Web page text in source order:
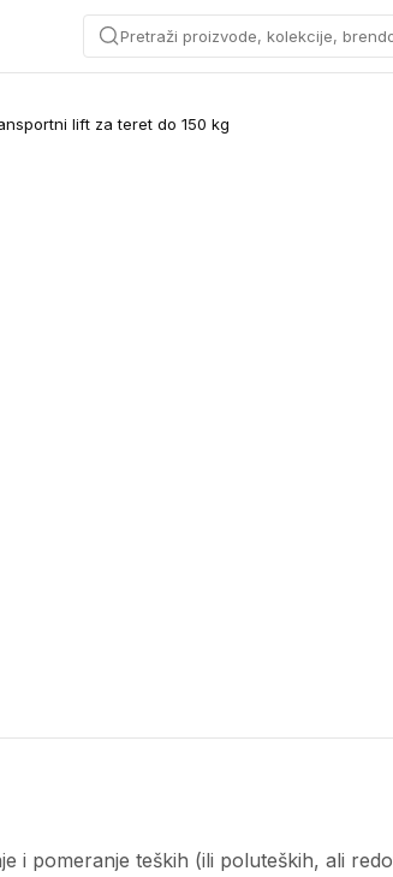
Pretraži proizvode, kolekcije,
lift za teret do 150 kg
i pomeranje teških (ili poluteških, ali